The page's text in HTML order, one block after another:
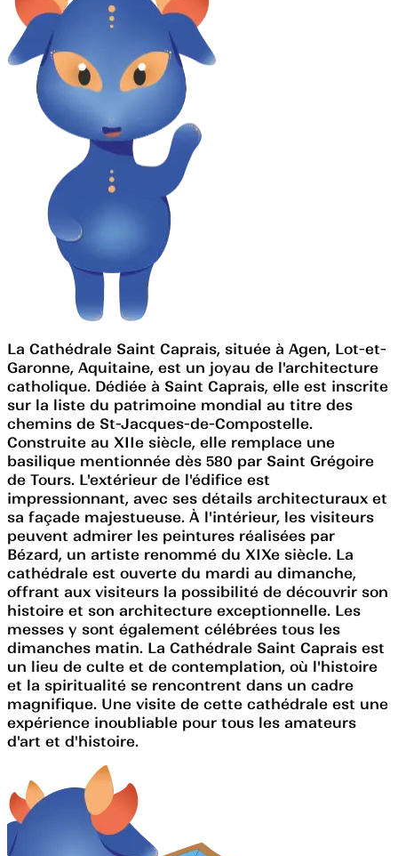
La Cathédrale Saint Caprais, située à Agen, Lot-et-
Garonne, Aquitaine, est un joyau de l'architecture
catholique. Dédiée à Saint Caprais, elle est inscrite
sur la liste du patrimoine mondial au titre des
chemins de St-Jacques-de-Compostelle.
Construite au XIIe siècle, elle remplace une
basilique mentionnée dès 580 par Saint Grégoire
de Tours. L'extérieur de l'édifice est
impressionnant, avec ses détails architecturaux et
sa façade majestueuse. À l'intérieur, les visiteurs
peuvent admirer les peintures réalisées par
Bézard, un artiste renommé du XIXe siècle. La
cathédrale est ouverte du mardi au dimanche,
offrant aux visiteurs la possibilité de découvrir son
histoire et son architecture exceptionnelle. Les
messes y sont également célébrées tous les
dimanches matin. La Cathédrale Saint Caprais est
un lieu de culte et de contemplation, où l'histoire
et la spiritualité se rencontrent dans un cadre
magnifique. Une visite de cette cathédrale est une
expérience inoubliable pour tous les amateurs
d'art et d'histoire.